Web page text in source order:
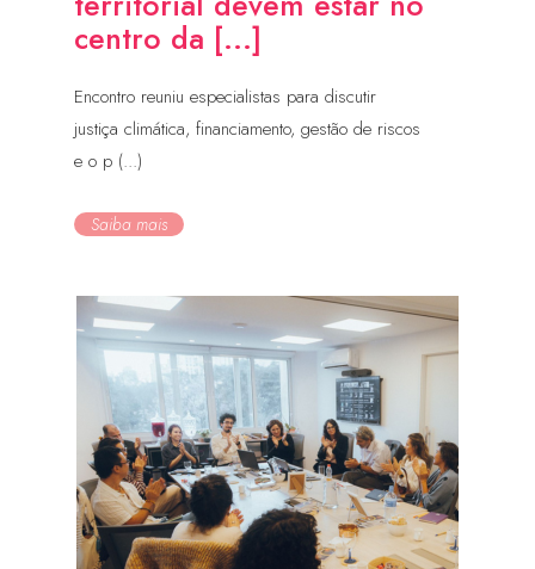
centro da [...]
Encontro reuniu especialistas para discutir
justiça climática, financiamento, gestão de riscos
e o p (...)
Saiba mais